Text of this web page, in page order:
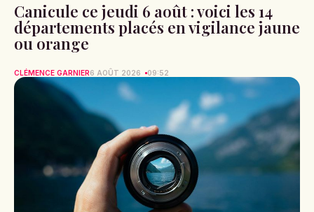
Canicule ce jeudi 6 août : voici les 14
départements placés en vigilance jaune
ou orange
CLÉMENCE GARNIER6 AOÛT 2026 09:52